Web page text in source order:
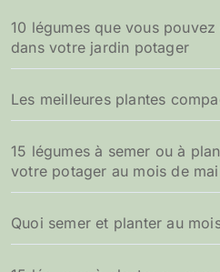
10 légumes que vous
dans votre jardin potager
Les meilleures plantes
15 légumes à semer ou à
votre potager au mois de mai
Quoi semer et planter au